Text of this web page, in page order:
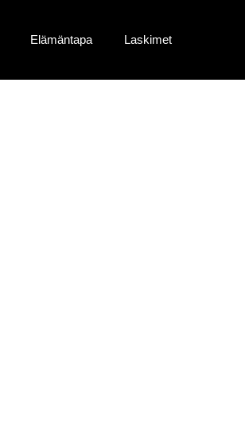
Elämäntapa Laskimet